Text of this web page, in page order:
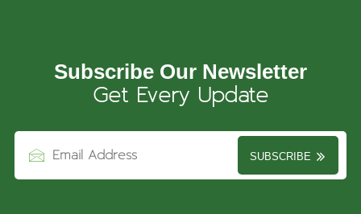
Subscribe Our Newsletter
Get Every Update
SUBSCRIBE